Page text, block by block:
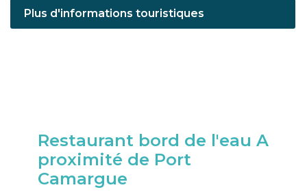
Plus d'informations touristiques
Restaurant bord de l'eau A
proximité de Port
Camargue